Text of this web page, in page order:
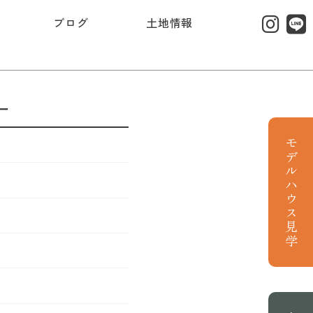
ブログ 土地情報
モデルハウス見学